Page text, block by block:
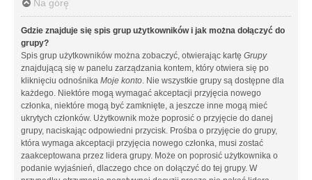
Na górę
Gdzie znajduje się spis grup użytkowników i jak można dołączyć do
grupy?
Spis grup użytkowników można zobaczyć, otwierając kartę Grupy
znajdującą się w panelu zarządzania kontem, który otwiera się po
kliknięciu odnośnika Moje konto. Nie wszystkie grupy są dostępne dla
każdego. Niektóre mogą wymagać akceptacji przyjęcia nowego
członka, niektóre mogą być zamknięte, a jeszcze inne mogą mieć
ukrytych członków. Użytkownik może poprosić o przyjęcie do danej
grupy, naciskając odpowiedni przycisk. Prośba o przyjęcie do grupy,
która wymaga akceptacji przyjęcia nowego członka, musi zostać
zaakceptowana przez lidera grupy. Może on poprosić użytkownika o
podanie wyjaśnień, dlaczego chce on dołączyć do tej grupy. W